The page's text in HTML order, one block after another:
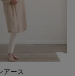
アース